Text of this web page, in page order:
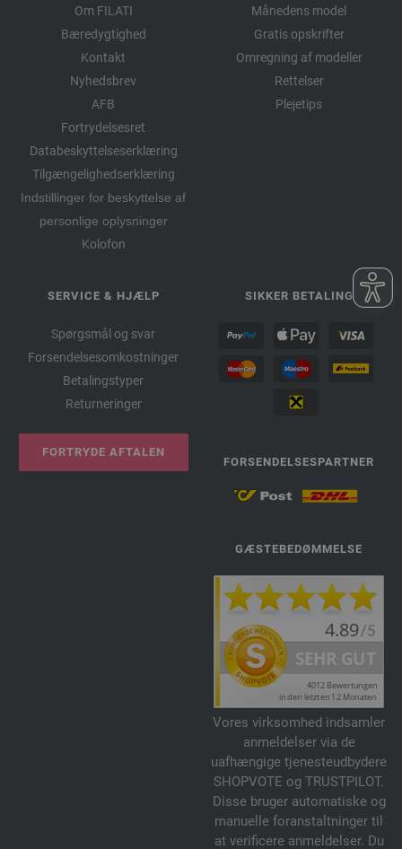
Om FILATI
Bæredygtighed
Kontakt
Nyhedsbrev
AFB
Fortrydelsesret
Databeskyttelseserklæring
Tilgængelighedserklæring
Indstillinger for beskyttelse af
personlige oplysninger
Kolofon
Månedens model
Gratis opskrifter
Omregning af modeller
Rettelser
Plejetips
SERVICE & HJÆLP
Spørgsmål og svar
Forsendelsesomkostninger
Betalingstyper
Returneringer
FORTRYDE AFTALEN
SIKKER BETALING
FORSENDELSESPARTNER
GÆSTEBEDØMMELSE
Vores virksomhed indsamler
anmeldelser via de
uafhængige tjenesteudbydere
SHOPVOTE og TRUSTPILOT.
Disse bruger automatiske og
manuelle foranstaltninger til
at verificere anmeldelser. Du